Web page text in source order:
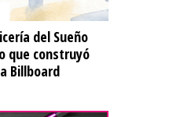
del Sueño
que construyó
Billboard